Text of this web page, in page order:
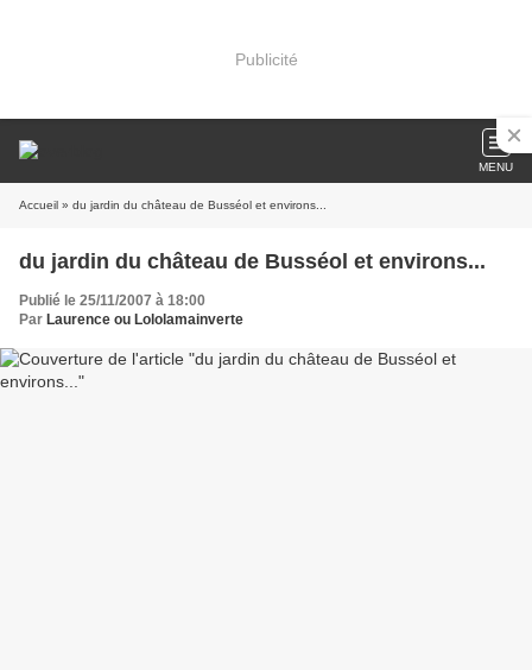
Publicité
MENU
Accueil » du jardin du château de Busséol et environs...
du jardin du château de Busséol et environs...
Publié le 25/11/2007 à 18:00
Par Laurence ou Lololamainverte